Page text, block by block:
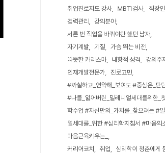
취업진로지도 강사
MBTI검사
직장인
경력관리
강의분야
서른 번 직업을 바꿔야만 했던 남자
자기계발
기질
가슴 뛰는 비전
따뜻한 카리스마
내향적 성격
강의주제
인재개발전문가
진로고민
#까칠하고_연약해_보여도 #중심은_단
#나를_잃어버린_밀레니얼세대를위한_
학수업 #자신만의_가치를_찾으려는 #밀
얼세대를_위한 #심리학지침서 #마음의
마음근육키우는_
커리어코치
취업
심리학이 청춘에게